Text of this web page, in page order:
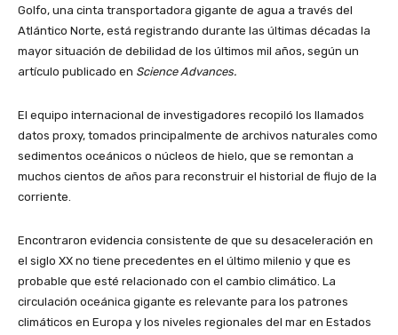
Golfo, una cinta transportadora gigante de agua a través del
Atlántico Norte, está registrando durante las últimas décadas la
mayor situación de debilidad de los últimos mil años, según un
artículo publicado en Science Advances.
El equipo internacional de investigadores recopiló los llamados
datos proxy, tomados principalmente de archivos naturales como
sedimentos oceánicos o núcleos de hielo, que se remontan a
muchos cientos de años para reconstruir el historial de flujo de la
corriente.
Encontraron evidencia consistente de que su desaceleración en
el siglo XX no tiene precedentes en el último milenio y que es
probable que esté relacionado con el cambio climático. La
circulación oceánica gigante es relevante para los patrones
climáticos en Europa y los niveles regionales del mar en Estados